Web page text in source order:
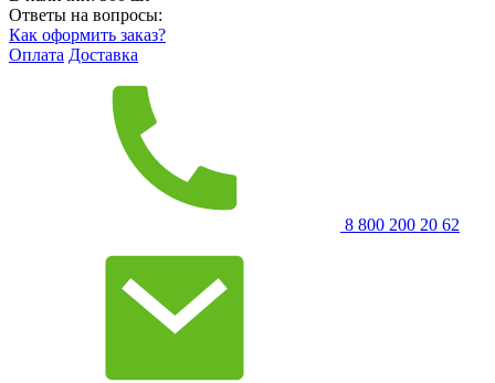
Ответы на вопросы:
Как оформить заказ?
Оплата Доставка
8 800 200 20 62